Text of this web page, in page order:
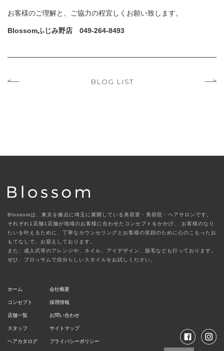
お客様のご理解と、ご協力の程宜しくお願い致します。
Blossomふじみ野店 049-264-8493
BLOG LIST
Blossomは、東京を拠点に埼玉に展開している美容室・美容院・ヘアサロンです。
それぞれ1店舗1店舗が地域のお客様に合わせたコンセプトをかかげ、
お客様のなり
たいを叶えるために、丁寧なカウンセリングとお客様の笑顔のために心のこもったお
もてなしで、お迎えしております。
また、成人式等のアレンジや、ネイル、アイデザイン、脱毛なども行っております。
ぜひ、ブロッサムで自分らしいスタイルをお試しください。
ホーム
コンセプト
店舗一覧
スタッフ
ヘアカタログ
会社概要
採用情報
お問い合わせ
サイトマップ
プライバシーポリシー